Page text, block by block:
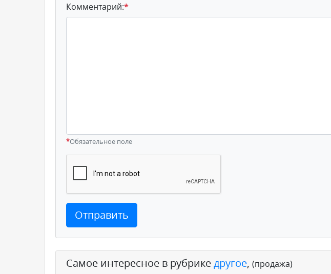
Комментарий:*
*Обязательное поле
Отправить
Самое интересное в рубрикедругое, (продажа)